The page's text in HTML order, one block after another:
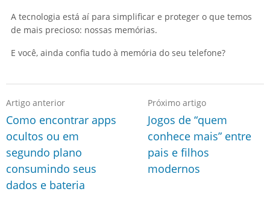
A tecnologia está aí para simplificar e proteger o que temos
de mais precioso: nossas memórias.
E você, ainda confia tudo à memória do seu telefone?
Artigo anterior
Como encontrar apps
ocultos ou em
segundo plano
consumindo seus
dados e bateria
Próximo artigo
Jogos de “quem
conhece mais” entre
pais e filhos
modernos